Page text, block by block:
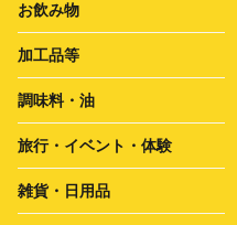
お飲み物
加工品等
調味料・油
旅行・イベント・体験
雑貨・日用品